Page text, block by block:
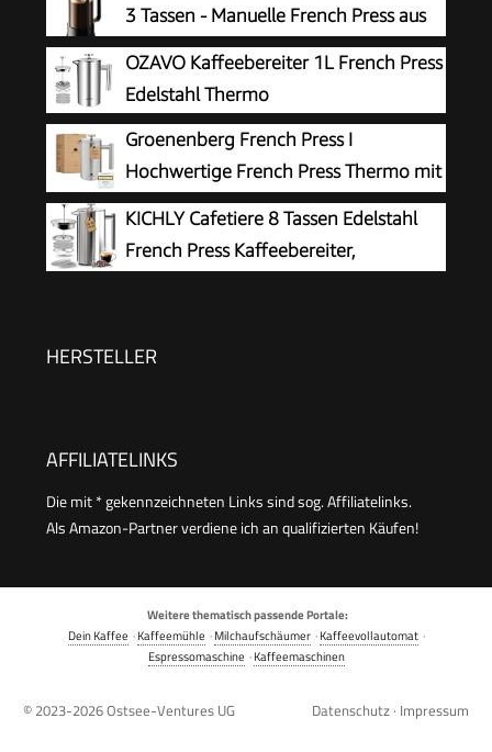
3 Tassen - Manuelle French Press aus
Borosilikatglas und Edelstahl -
Spülmaschinenfest - Made in Portugal
OZAVO Kaffeebereiter 1L French Press
Edelstahl Thermo
Groenenberg French Press I
Hochwertige French Press Thermo mit
Warmhalte-Funktion I Edelstahl
Kaffeebereiter Kaffeepresse in 3 Größen bis 1
Liter
KICHLY Cafetiere 8 Tassen Edelstahl
French Press Kaffeebereiter,
Kaffettiere mit 1 Extra Filter – 1000ml / 34oz –
HERSTELLER
AFFILIATELINKS
Die mit * gekennzeichneten Links sind sog. Affiliatelinks.
Als Amazon-Partner verdiene ich an qualifizierten Käufen!
Weitere thematisch passende Portale:
Dein Kaffee ·Kaffeemühle ·Milchaufschäumer·Kaffeevollautomat·
Espressomaschine ·Kaffeemaschinen
© 2023-2026Ostsee-Ventures UG Datenschutz · Impressum